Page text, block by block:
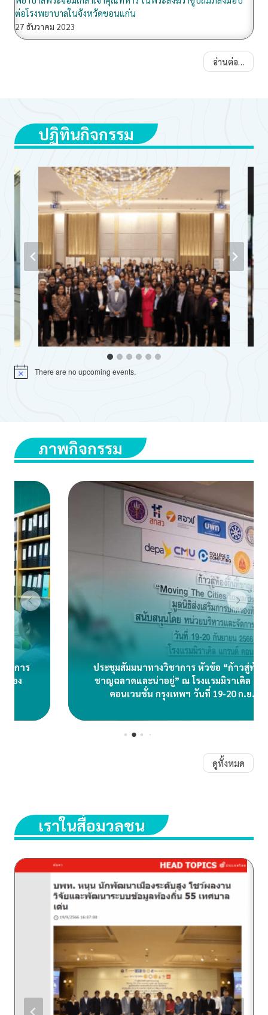
ต่อโรงพยาบาลในจังหวัดขอนแก่น
27 ธันวาคม 2023
อ่านต่อ…
ปฏิทินกิจกรรม
There are no upcoming events.
ภาพกิจกรรม
ประชุมสัมมนาทางวิชาการ หัวข้อ “ก้าวสู่ท้องถิ่นที่
ชาญฉลาดและน่าอยู่” ณ โรงแรมมิราเคิล แกรนด์
คอนเวนชั่น กรุงเทพฯ วันที่ 19-20 ก.ย. 66
ดูทั้งหมด
เราในสื่อมวลชน